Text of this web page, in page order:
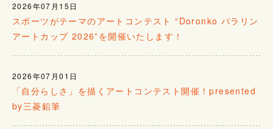
2026年07月15日
スポーツがテーマのアートコンテスト “Doronko パラリン
アートカップ 2026”を開催いたします！
2026年07月01日
「自分らしさ」を描くアートコンテスト開催！presented
by三菱鉛筆